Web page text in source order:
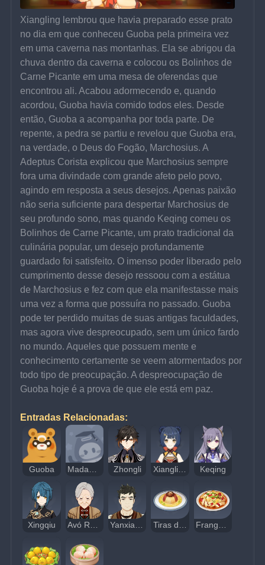
Xiangling lembrou que havia preparado esse prato
no dia em que conheceu Guoba pela primeira vez
em uma caverna nas montanhas. Ela se abrigou da
chuva dentro da caverna e colocou os Bolinhos de
Carne Picante em uma mesa de oferendas que
encontrou ali. Acabou adormecendo e, quando
acordou, Guoba havia comido todos eles. Desde
então, Guoba a acompanha por toda parte. De
repente, a pedra se partiu e revelou que Guoba era,
na verdade, o Deus do Fogão, Marchosius. A
Adeptus Corista explicou que Marchosius sempre
fora uma divindade com grande afeto pelo povo,
agindo em resposta a seus desejos. Apenas paixão
não seria suficiente para despertar Marchosius de
seu profundo sono, mas quando Keqing comeu os
Bolinhos de Carne Picante, um prato tradicional da
culinária popular, um desejo profundamente
guardado foi satisfeito. O imenso poder liberado pelo
cumprimento desse desejo ressoou com a estátua
de Marchosius e fez com que ela manifestasse mais
uma vez a forma que possuíra no passado. Guoba
pode ter perdido muitas de suas antigas faculdades,
mas agora vive despreocupado, sem um único fardo
no mundo. Aqueles que possuem mente e
conhecimento certamente se veem atormentados por
todo tipo de preocupação. A despreocupação de
Guoba hoje é a prova de que ele está em paz.
Entradas Relacionadas:
Guoba Zhongli Xiangling Keqing
Xingqiu Avó Ruoxin Yanxiao Sorridente Tiras de Três Sabores Frango de Pimenta de Jueyun